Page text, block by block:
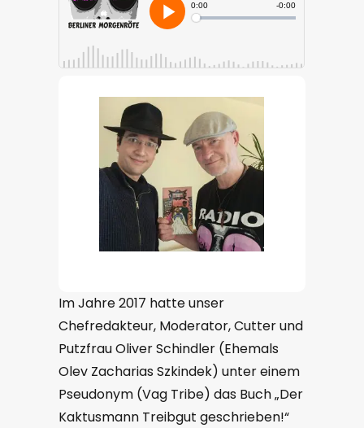
Im Jahre 2017 hatte unser
Chefredakteur, Moderator, Cutter und
Putzfrau Oliver Schindler (Ehemals
Olev Zacharias Szkindek) unter einem
Pseudonym (Vag Tribe) das Buch „Der
Kaktusmann Treibgut geschrieben!“